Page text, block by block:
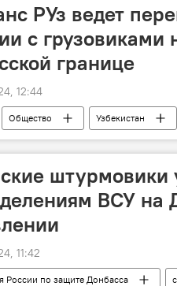
РУз ведет
с грузовиками
границе
12:44
Общество Узбекистан
транспорта Республики Узбекистан
штурмовики
ВСУ на
11:42
России по защите Донбасса